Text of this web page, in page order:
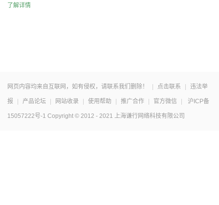
了解详情
网页内容均来自互联网，如有侵权，请联系我们删除！ 点击联系 违法举
报 产品论坛 网站收录 使用帮助 推广合作 官方微信 沪ICP备
15057222号-1 Copyright © 2012 - 2021 上海谦行网络科技有限公司